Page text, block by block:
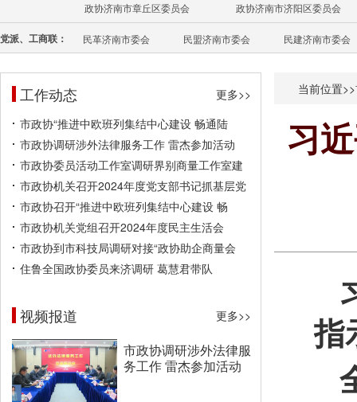
政协济南市章丘区委员会
政协济南市济阳区委员会
党派、工商联： 民革济南市委会 民盟济南市委会 民建济南市委会
工作动态
更多>>
市政协“推进中欧班列集结中心建设 畅通陆
市政协调研涉外法律服务工作 雷杰参加活动
市政协委员活动工作室调研界别商量工作室建
市政协机关召开2024年度党支部书记抓基层党
市政协召开“推进中欧班列集结中心建设 畅
市政协机关党组召开2024年度民主生活会
市政协到市科技局调研对接“政协助企商量会
住鲁全国政协委员来济调研 葛慧君带队
视频报道 更多>>
市政协调研涉外法律服
务工作 雷杰参加活动
当前位置>>
习
指